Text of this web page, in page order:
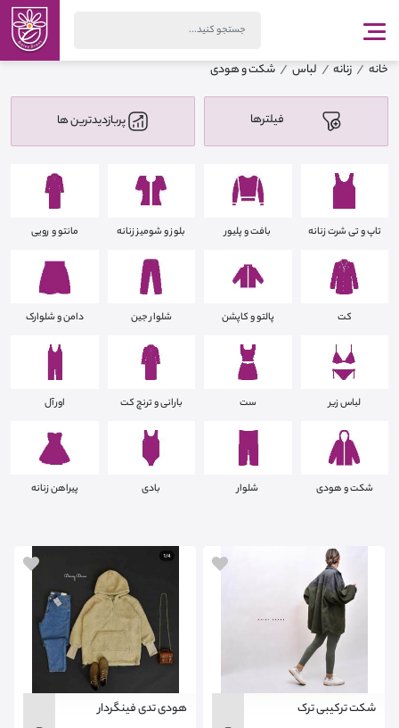
خانه زنانه لباس شکت و هودی
فیلترها پربازدیدترین ها
تاپ و تی شرت زنانه بافت و پلیور بلوز و شومیز زنانه مانتو و رویی
کت پالتو و کاپشن شلوار جین دامن و شلوارک
لباس زیر ست بارانی و ترنچ کت اورآل
شکت و هودی شلوار بادی پیراهن زنانه
شکت ترکیبی ترک هودی تدی فینگردار